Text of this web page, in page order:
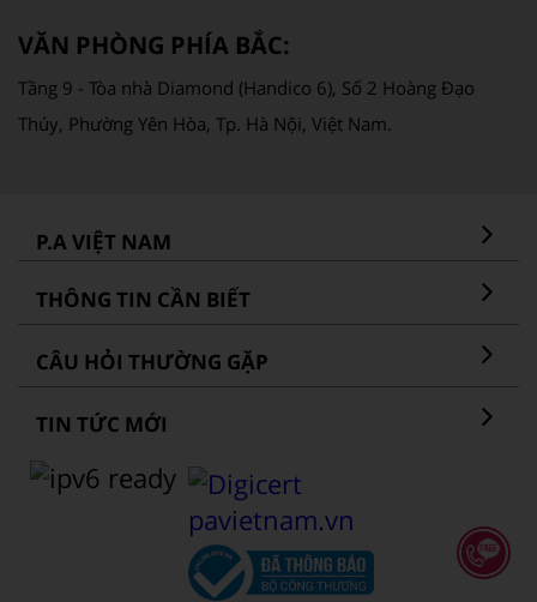
VĂN PHÒNG PHÍA BẮC:
Tầng 9 - Tòa nhà Diamond (Handico 6), Số 2 Hoàng Đạo
Thúy, Phường Yên Hòa, Tp. Hà Nội, Việt Nam.
P.A VIỆT NAM
THÔNG TIN CẦN BIẾT
CÂU HỎI THƯỜNG GẶP
TIN TỨC MỚI